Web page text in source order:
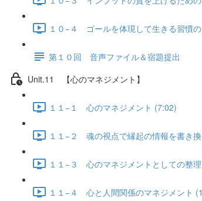
１０−４ ゴールを体現して生きる習慣
第１０回 音声ファイル＆宿題提出
Unit.11 【心のマネジメント】
１１−１ 心のマネジメント (7:02)
１１−２ 魂の視点で縁起の情報を書き
１１−３ 心のマネジメントとしての整
１１−４ 心と人間関係のマネジメント